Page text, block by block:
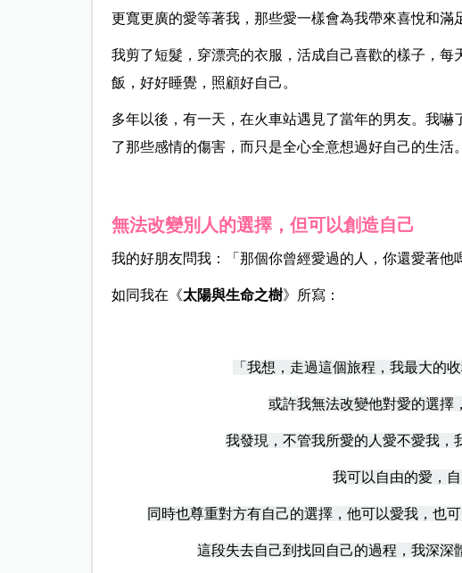
更寬更廣的愛等著我，那些愛一樣會為我帶來喜悅和滿
我剪了短髮，穿漂亮的衣服，活成自己喜歡的樣子，
飯，好好睡覺，照顧好自己。
多年以後，有一天，在火車站遇見了當年的男友。我
了那些感情的傷害，而只是全心全意想過好自己的生活。
無法改變別人的選擇，但可以創造自己
我的好朋友問我：「那個你曾經愛過的人，你還愛著他
如同我在《太陽與生命之樹》所寫：
「我想，走過這個旅程，我最大的
或許我無法改變他對愛的選擇
我發現，不管我所愛的人愛不愛我，
我可以自由的愛，自
同時也尊重對方有自己的選擇，他可以愛我，也
這段失去自己到找回自己的過程，我深深